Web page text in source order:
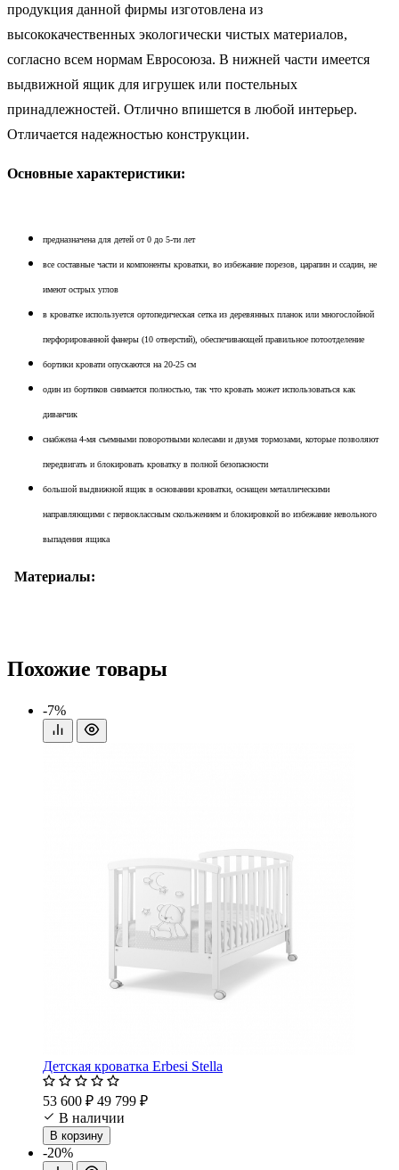
продукция данной фирмы изготовлена из
высококачественных экологически чистых материалов,
согласно всем нормам Евросоюза. В нижней части имеется
выдвижной ящик для игрушек или постельных
принадлежностей. Отлично впишется в любой интерьер.
Отличается надежностью конструкции.
Основные характеристики:
предназначена для детей от 0 до 5-ти лет
все составные части и компоненты кроватки, во избежание порезов, царапин и ссадин, не
имеют острых углов
в кроватке используется ортопедическая сетка из деревянных планок или многослойной
перфорированной фанеры (10 отверстий), обеспечивающей правильное потоотделение
бортики кровати опускаются на 20-25 см
один из бортиков снимается полностью, так что кровать может использоваться как
диванчик
снабжена 4-мя съемными поворотными колесами и двумя тормозами, которые позволяют
передвигать и блокировать кроватку в полной безопасности
большой выдвижной ящик в основании кроватки, оснащен металлическими
направляющими с первоклассным скольжением и блокировкой во избежание невольного
выпадения ящика
Материалы:
Похожие товары
-7%
Детская кроватка Erbesi Stella
53 600 ₽ 49 799 ₽
В наличии
В корзину
-20%